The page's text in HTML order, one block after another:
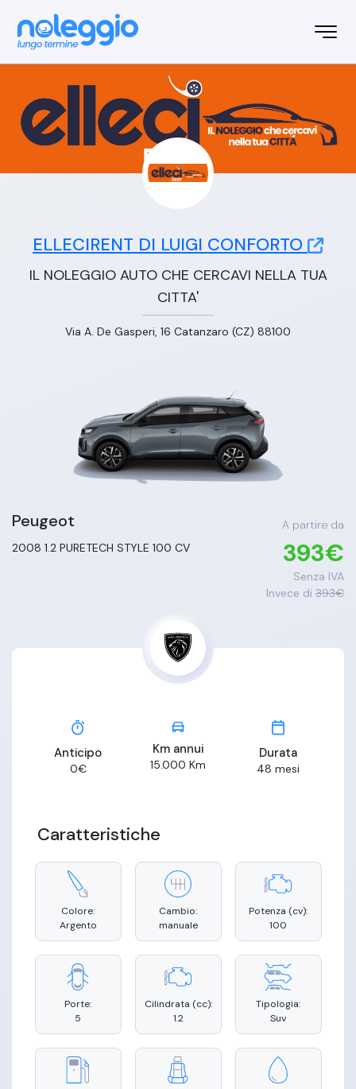
ELLECIRENT DI LUIGI CONFORTO
IL NOLEGGIO AUTO CHE CERCAVI NELLA TUA
CITTA'
Via A. De Gasperi, 16 Catanzaro (CZ) 88100
Peugeot
A partire da
2008 1.2 PURETECH STYLE 100 CV 393€
Senza IVA
Invece di 393€
Anticipo
0€
Km annui
15.000 Km
Durata
48 mesi
Caratteristiche
Colore:
Argento
Cambio:
manuale
Potenza (cv):
100
Porte:
5
Cilindrata (cc):
1.2
Tipologia:
Suv